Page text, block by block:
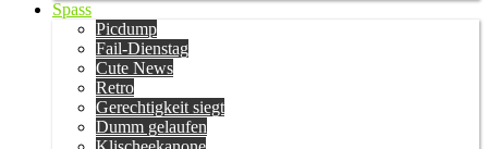
Spass
Picdump
Fail-Dienstag
Cute News
Retro
Gerechtigkeit siegt
Dumm gelaufen